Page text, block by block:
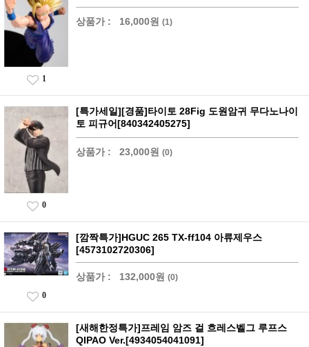
상품가 : 16,000원 (1)
1
[특가세일][경품]타이토 28Fig 도원암귀 무다노나이
토 피규어[840342405275]
상품가 : 23,000원 (0)
0
[깜짝특가]HGUC 265 TX-ff104 아류제우스
[4573102720306]
상품가 : 132,000원 (0)
0
[새해한정특가]프레임 암즈 걸 흐레스벨그 루프스
QIPAO Ver.[4934054041091]